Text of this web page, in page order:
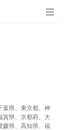
葉県、東京都、神
賀県、京都府、大
媛県、高知県、福